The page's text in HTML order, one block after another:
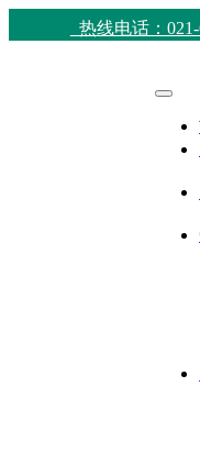
热线电话：021-